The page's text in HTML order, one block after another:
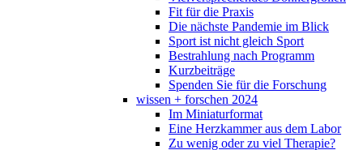
Fit für die Praxis
Die nächste Pandemie im Blick
Sport ist nicht gleich Sport
Bestrahlung nach Programm
Kurzbeiträge
Spenden Sie für die Forschung
wissen + forschen 2024
Im Miniaturformat
Eine Herzkammer aus dem Labor
Zu wenig oder zu viel Therapie?